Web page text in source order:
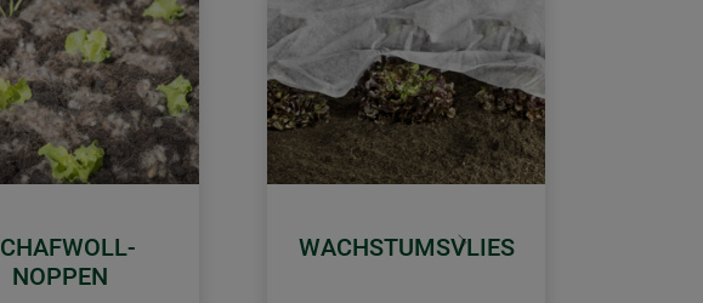
NOPPEN
WACHSTUMSVLIES
Weiter